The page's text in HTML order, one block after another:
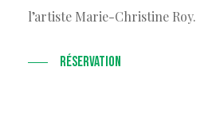
l’artiste Marie-Christine Roy.
RÉSERVATION